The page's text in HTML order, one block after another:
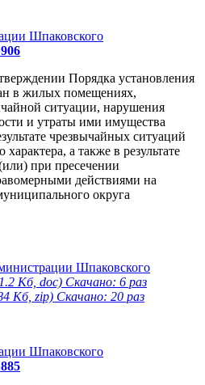
Шпаковского
Порядка установления
в жилых помещениях,
ситуации, нарушения
и утраты ими имущества
чрезвычайных ситуаций
а также в результате
при пресечении
действиями на
округа
Шпаковского
Кб, doc) Скачано: 6 раз
Кб, zip) Скачано: 20 раз
Шпаковского